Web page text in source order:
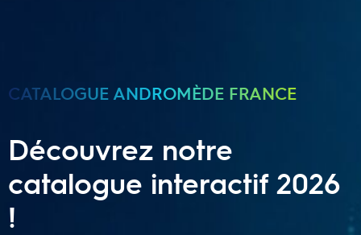
CATALOGUE ANDROMÈDE FRANCE
Découvrez notre
catalogue interactif 2026
!